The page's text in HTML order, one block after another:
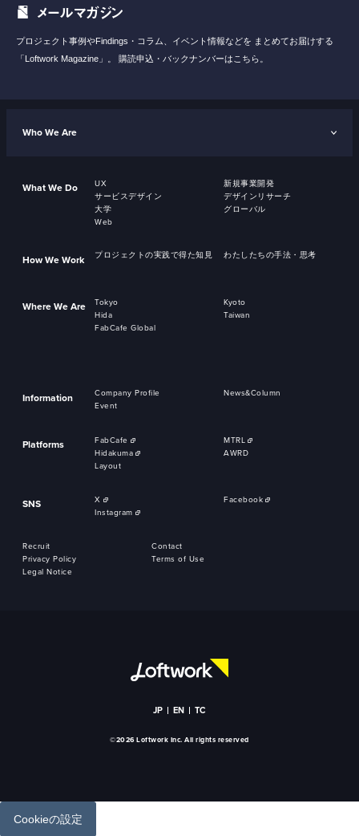
メールマガジン
プロジェクト事例やFindings・コラム、イベント情報などを まとめてお届けする
「Loftwork Magazine」。
購読申込・バックナンバーはこちら。
Who We Are
What We Do UX
新規事業開発
サービスデザイン
デザインリサーチ
大学
グローバル
Web
How We Work プロジェクトの実践で得た知見 わたしたちの手法・思考
Where We Are Tokyo
Kyoto
Hida
Taiwan
FabCafe Global
Information Company Profile
News&Column
Event
Platforms FabCafe
MTRL
Hidakuma
AWRD
Layout
SNS X
Facebook
Instagram
Recruit
Contact
Privacy Policy
Terms of Use
Legal Notice
JP EN TC
©2026 Loftwork Inc. All rights reserved
Cookieの設定